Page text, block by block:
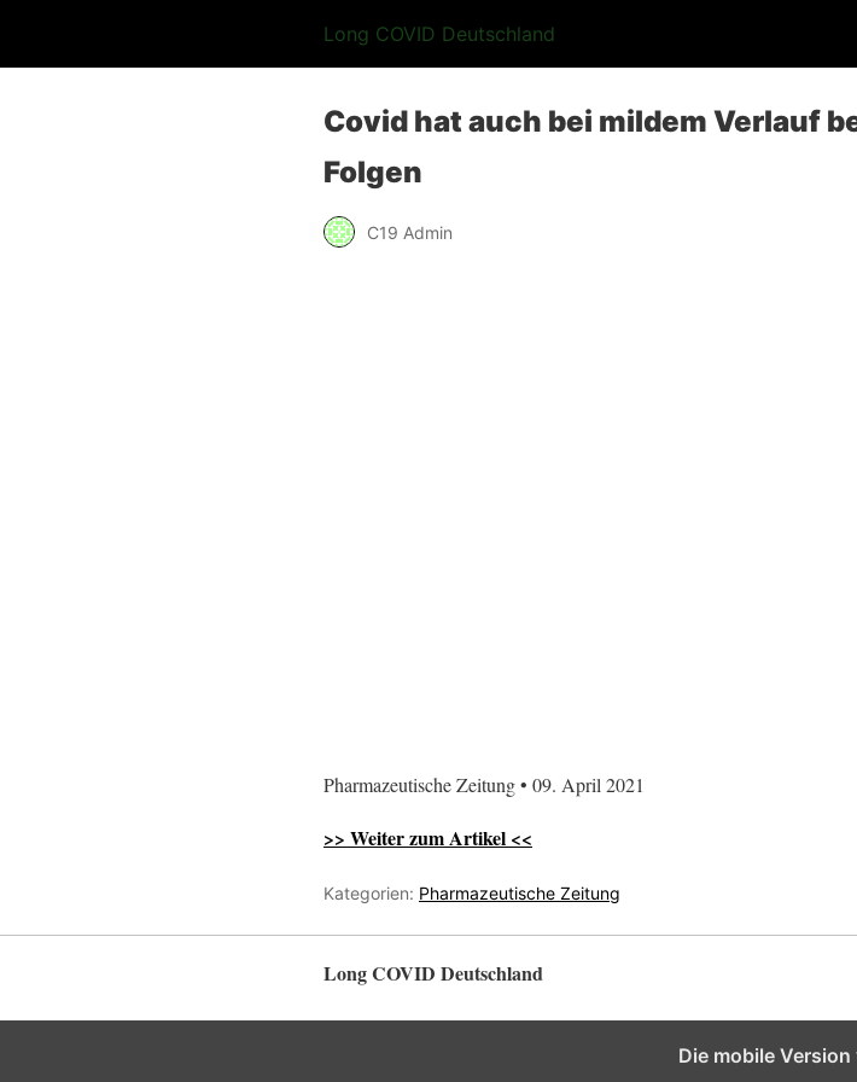
Long COVID Deutschland
Covid hat auch bei mildem Verlauf
Folgen
C19 Admin
Pharmazeutische Zeitung • 09. April 2021
>> Weiter zum Artikel <<
Kategorien: Pharmazeutische Zeitung
Long COVID Deutschland
Die mobile Version